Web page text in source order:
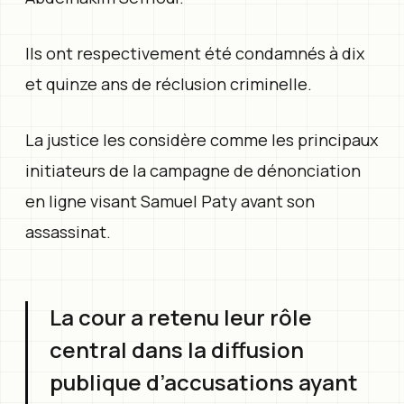
Ils ont respectivement été condamnés à dix
et quinze ans de réclusion criminelle.
La justice les considère comme les principaux
initiateurs de la campagne de dénonciation
en ligne visant Samuel Paty avant son
assassinat.
La cour a retenu leur rôle
central dans la diffusion
publique d’accusations ayant